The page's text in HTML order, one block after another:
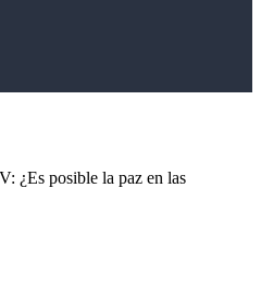
¿Es posible la paz en las